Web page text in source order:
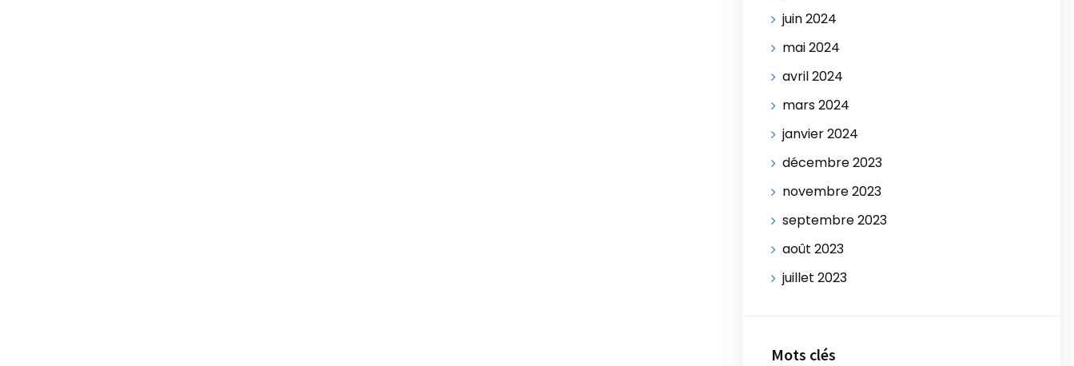
juin 2024
mai 2024
avril 2024
mars 2024
janvier 2024
décembre 2023
novembre 2023
septembre 2023
août 2023
juillet 2023
Mots clés